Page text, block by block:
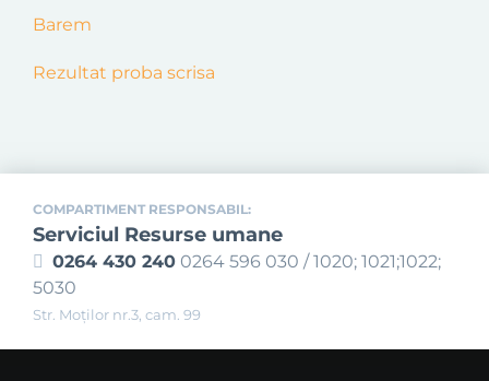
Barem
Rezultat proba scrisa
COMPARTIMENT RESPONSABIL:
Serviciul Resurse umane
0264 430 240 0264 596 030 / 1020; 1021;1022;
5030
Str. Moţilor nr.3, cam. 99